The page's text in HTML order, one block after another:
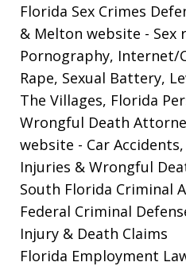
Florida Sex Crimes
& Melton website - Sex
Pornography,
Rape, Sexual Battery,
The Villages, Florida
Wrongful Death
website - Car
Injuries & Wrongful
South Florida Criminal
Federal Criminal
Injury & Death Claims
Florida Employment